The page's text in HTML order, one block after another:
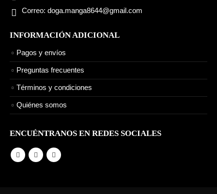
Correo: doga.manga8644@gmail.com
INFORMACIÓN ADICIONAL
Pagos y envíos
Preguntas frecuentes
Términos y condiciones
Quiénes somos
ENCUÉNTRANOS EN REDES SOCIALES